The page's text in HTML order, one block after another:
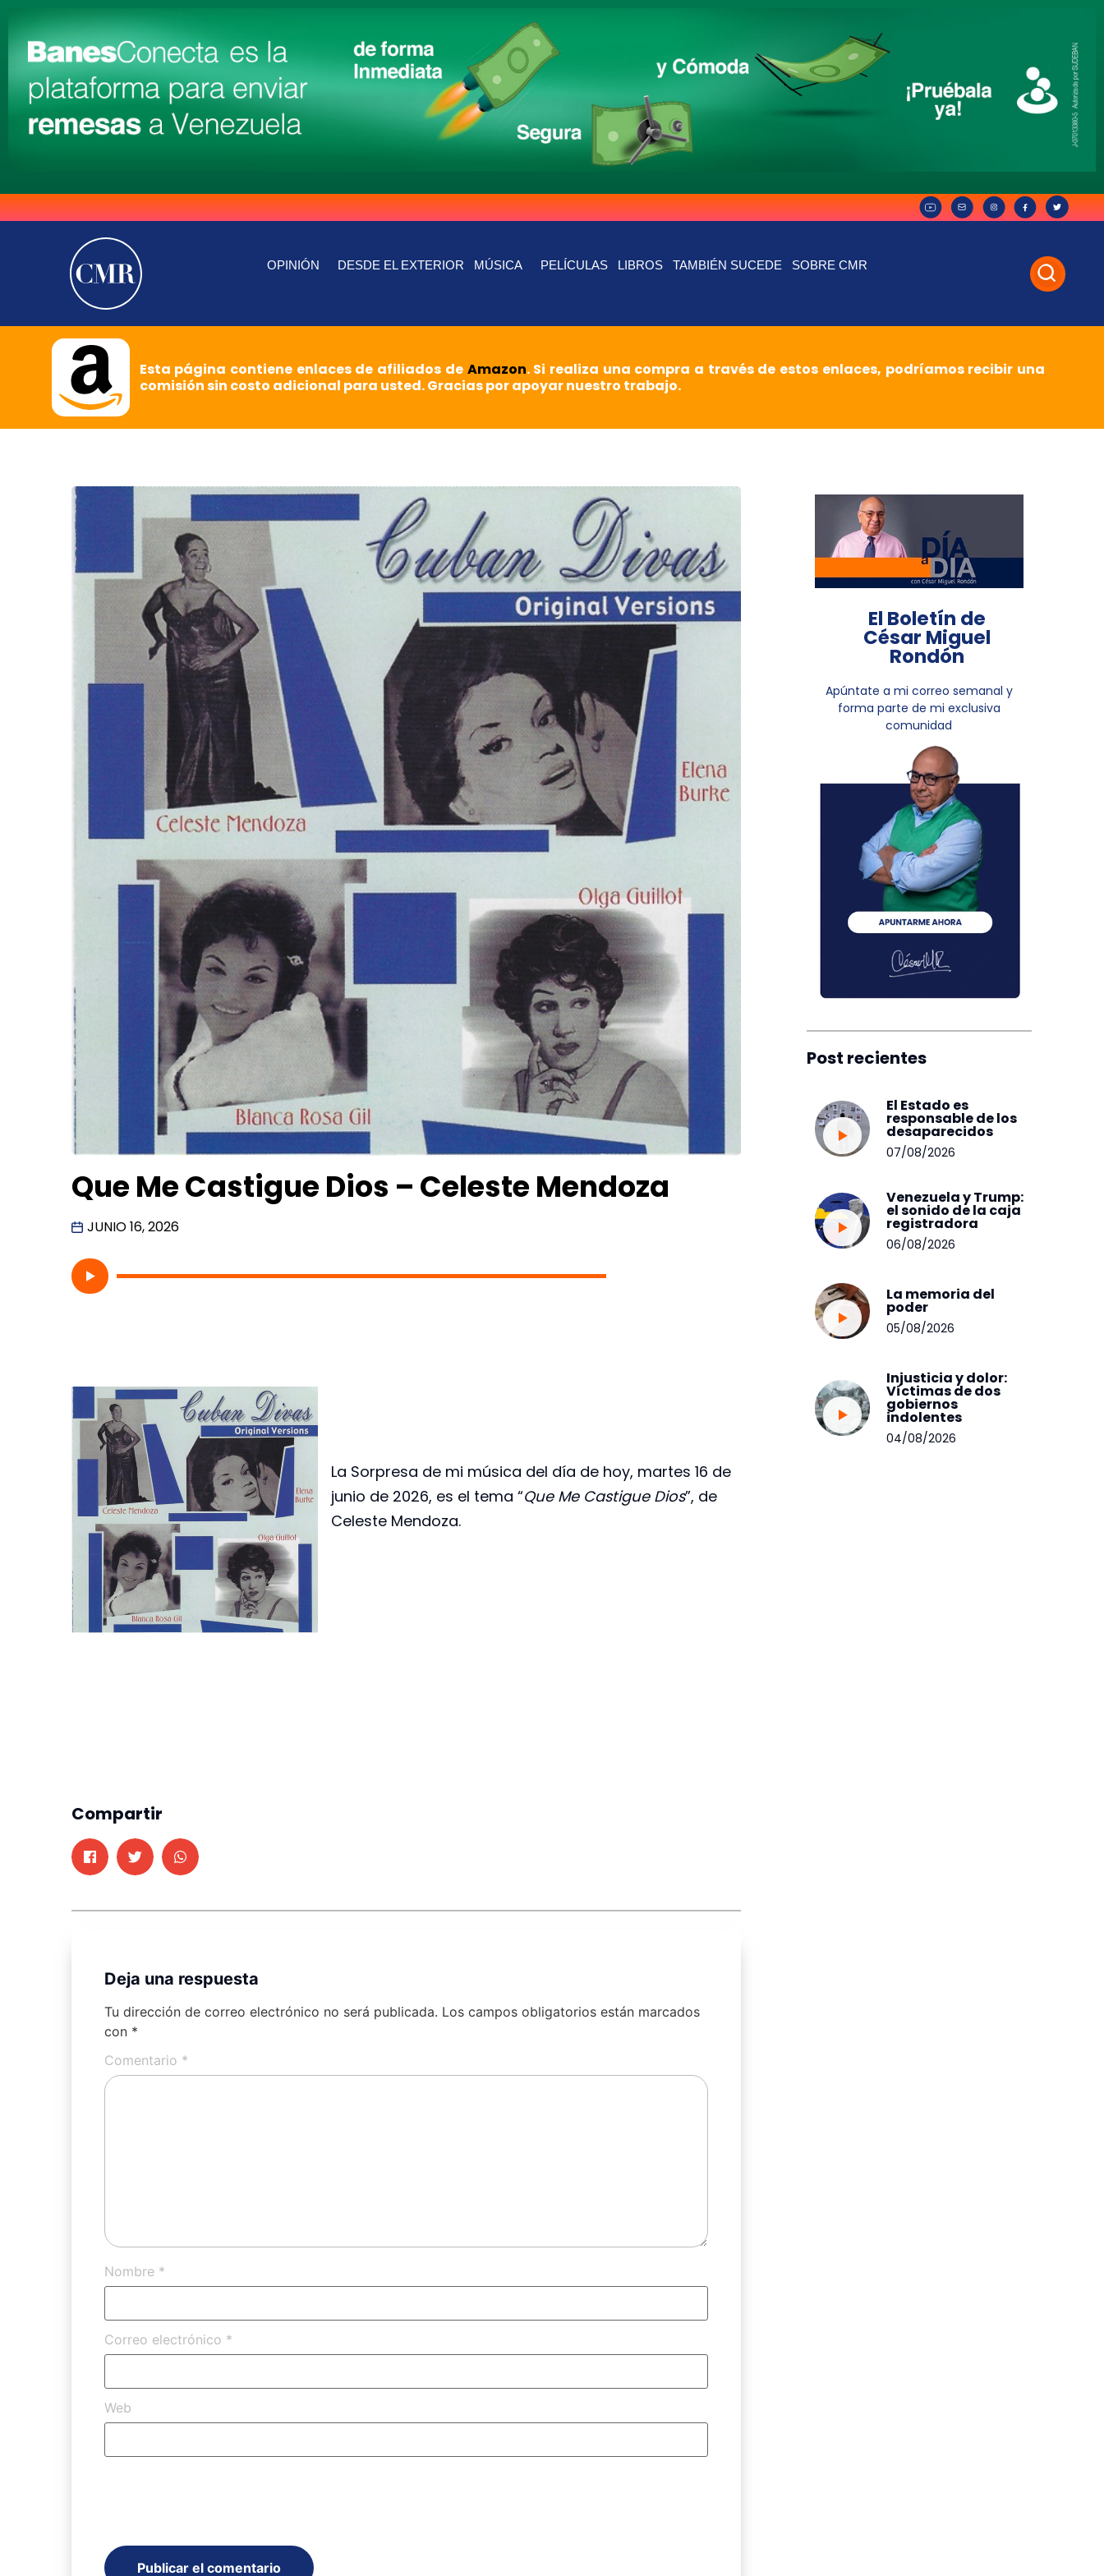
OPINIÓN DESDE EL EXTERIOR MÚSICA PELÍCULAS LIBROS TAMBIÉN SUCEDE SOBRE CMR
Esta página contiene enlaces de afiliados de Amazon. Si realiza una compra a través de estos enlaces, podríamos recibir una
comisión sin costo adicional para usted. Gracias por apoyar nuestro trabajo.
Que Me Castigue Dios – Celeste Mendoza
JUNIO 16, 2026
La Sorpresa de mi música del día de hoy, martes 16 de
junio de 2026, es el tema “Que Me Castigue Dios”, de
Celeste Mendoza.
Compartir
Deja una respuesta
Tu dirección de correo electrónico no será publicada. Los campos obligatorios están marcados
con *
Comentario *
Nombre *
Correo electrónico *
Web
El Boletín de
César Miguel
Rondón
Apúntate a mi correo semanal y
forma parte de mi exclusiva
comunidad
Post recientes
El Estado es
responsable de los
desaparecidos
07/08/2026
Venezuela y Trump:
el sonido de la caja
registradora
06/08/2026
La memoria del
poder
05/08/2026
Injusticia y dolor:
Víctimas de dos
gobiernos
indolentes
04/08/2026